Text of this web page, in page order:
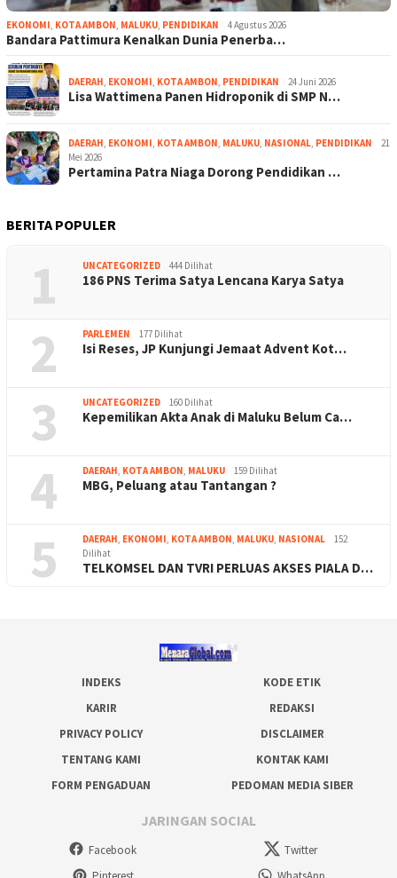
EKONOMI KOTA AMBON MALUKU PENDIDIKAN 4 Agustus 2026
Bandara Pattimura Kenalkan Dunia Penerba…
DAERAH EKONOMI KOTA AMBON PENDIDIKAN 24 Juni 2026
Lisa Wattimena Panen Hidroponik di SMP N…
DAERAH EKONOMI KOTA AMBON MALUKU NASIONAL PENDIDIKAN
21
Mei 2026
Pertamina Patra Niaga Dorong Pendidikan …
BERITA POPULER
1 UNCATEGORIZED 444 Dilihat
186 PNS Terima Satya Lencana Karya Satya
2 PARLEMEN 177 Dilihat
Isi Reses, JP Kunjungi Jemaat Advent Kot…
3 UNCATEGORIZED 160 Dilihat
Kepemilikan Akta Anak di Maluku Belum Ca…
4 DAERAH KOTA AMBON MALUKU 159 Dilihat
MBG, Peluang atau Tantangan ?
5 DAERAH EKONOMI KOTA AMBON MALUKU NASIONAL
152
Dilihat
TELKOMSEL DAN TVRI PERLUAS AKSES PIALA D…
INDEKS
KODE ETIK
KARIR
REDAKSI
PRIVACY POLICY
DISCLAIMER
TENTANG KAMI
KONTAK KAMI
FORM PENGADUAN
PEDOMAN MEDIA SIBER
JARINGAN SOCIAL
Facebook
Twitter